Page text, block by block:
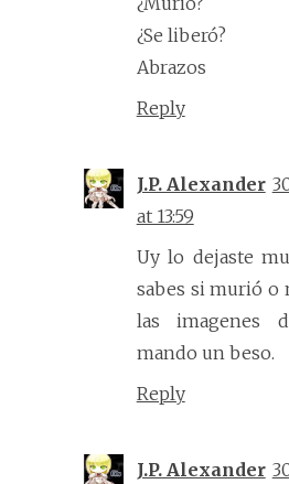
¿Se liberó?
Abrazos
Reply
J.P. Alexander
at 13:59
Uy lo dejaste
sabes si murió o
las imagenes
mando un beso.
Reply
J.P. Alexander